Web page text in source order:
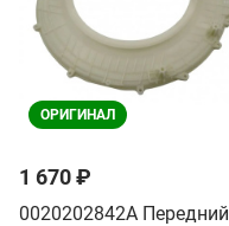
ОРИГИНАЛ
1 670 ₽
0020202842A Передний